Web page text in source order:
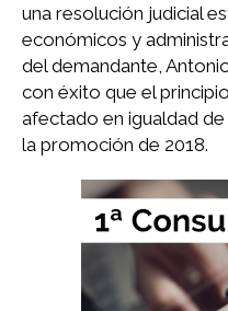
una resolución judicial
económicos y
del demandante,
con éxito que el
afectado en igualdad
la promoción de 2018.